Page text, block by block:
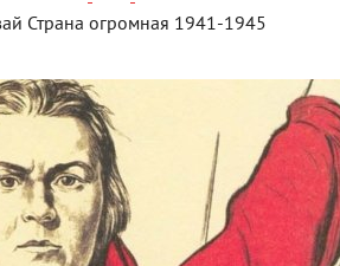
Страна огромная 1941-1945